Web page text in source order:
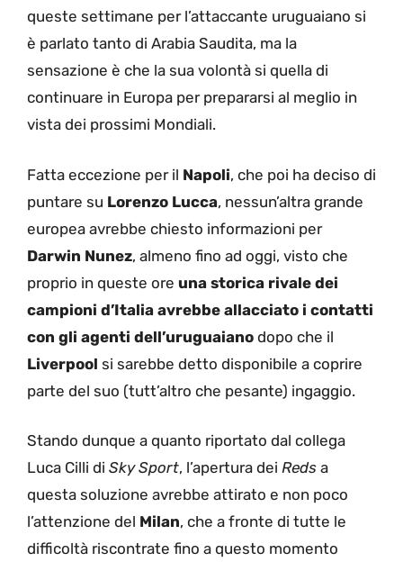
queste settimane per l’attaccante uruguaiano si
è parlato tanto di Arabia Saudita, ma la
sensazione è che la sua volontà si quella di
continuare in Europa per prepararsi al meglio in
vista dei prossimi Mondiali.
Fatta eccezione per il Napoli, che poi ha deciso di
puntare su Lorenzo Lucca, nessun’altra grande
europea avrebbe chiesto informazioni per
Darwin Nunez, almeno fino ad oggi, visto che
proprio in queste ore una storica rivale dei
campioni d’Italia avrebbe allacciato i contatti
con gli agenti dell’uruguaiano dopo che il
Liverpool si sarebbe detto disponibile a coprire
parte del suo (tutt’altro che pesante) ingaggio.
Stando dunque a quanto riportato dal collega
Luca Cilli di Sky Sport, l’apertura dei Reds a
questa soluzione avrebbe attirato e non poco
l’attenzione del Milan, che a fronte di tutte le
difficoltà riscontrate fino a questo momento